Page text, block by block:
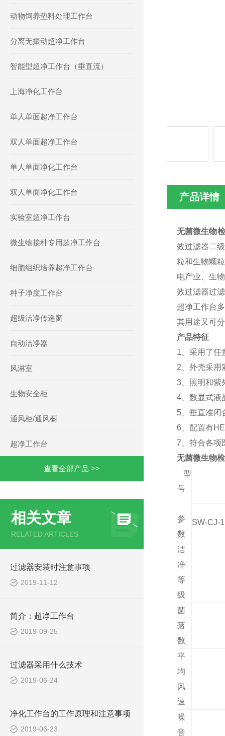
动物饲养垫料处理工作台
分离无振动超净工作台
智能型超净工作台（垂直流）
上海净化工作台
单人单面超净工作台
双人单面超净工作台
单人单面净化工作台
双人单面净化工作台
实验室超净工作台
微生物接种专用超净工作台
细胞组织培养超净工作台
种子净度工作台
超级洁净传递窗
自动洁净器
风淋室
生物安全柜
通风柜/通风橱
超净工作台
查看全部产品 >>
相关文章
RELATED ARTICLES
过滤器安装时注意事项
2019-11-12
简介：超净工作台
2019-09-25
过滤器采用什么技术
2019-06-24
净化工作台的工作原理和注意事项
2019-06-23
产品详情
无菌微生物
效过滤器二
粒和生物颗
电产业、生
效过滤器过
超净工作台
其用途又可
产品特征
1、采用了任
2、外壳采用
3、照明和紫
4、数显式液
5、垂直准闭
6、配置有
7、符合各项
无菌微生物
型
号
参
数
SW-CJ-
洁
净
等
级
菌
落
数
平
均
风
速
噪
音